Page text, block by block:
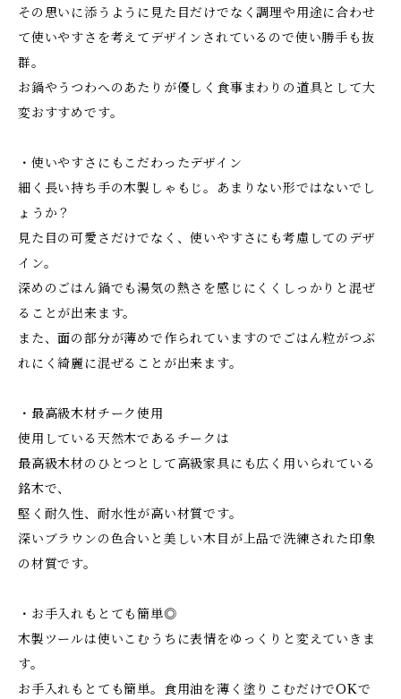
その思いに添うように見た目だけでなく調理や用途に合わせ
て使いやすさを考えてデザインされているので使い勝手も抜
群。
お鍋やうつわへのあたりが優しく食事まわりの道具として大
変おすすめです。
・使いやすさにもこだわったデザイン
細く長い持ち手の木製しゃもじ。あまりない形ではないでし
ょうか？
見た目の可愛さだけでなく、使いやすさにも考慮してのデザ
イン。
深めのごはん鍋でも湯気の熱さを感じにくくしっかりと混ぜ
ることが出来ます。
また、面の部分が薄めで作られていますのでごはん粒がつぶ
れにく綺麗に混ぜることが出来ます。
・最高級木材チーク使用
使用している天然木であるチークは
最高級木材のひとつとして高級家具にも広く用いられている
銘木で、
堅く耐久性、耐水性が高い材質です。
深いブラウンの色合いと美しい木目が上品で洗練された印象
の材質です。
・お手入れもとても簡単◎
木製ツールは使いこむうちに表情をゆっくりと変えていきま
す。
お手入れもとても簡単。食用油を薄く塗りこむだけでOKで